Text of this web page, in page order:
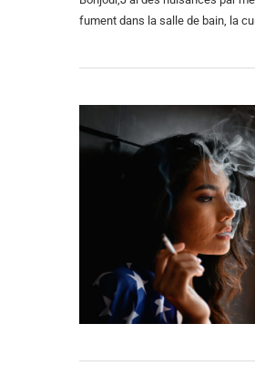
fument dans la salle de bain, la